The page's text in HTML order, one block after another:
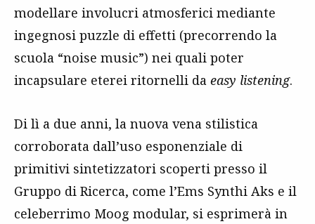
modellare involucri atmosferici mediante
ingegnosi puzzle di effetti (precorrendo la
scuola “noise music”) nei quali poter
incapsulare eterei ritornelli da easy listening.
Di lì a due anni, la nuova vena stilistica
corroborata dall’uso esponenziale di
primitivi sintetizzatori scoperti presso il
Gruppo di Ricerca, come l’Ems Synthi Aks e il
celeberrimo Moog modular, si esprimerà in